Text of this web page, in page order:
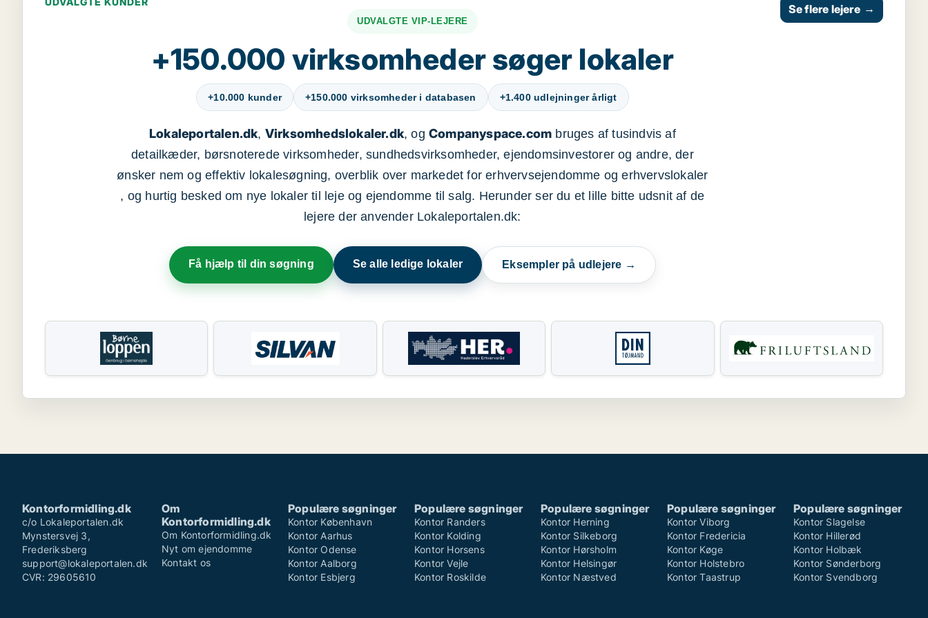
UDVALGTE VIP-LEJERE
+150.000 virksomheder søger lokaler
+10.000 kunder +150.000 virksomheder i databasen +1.400 udlejninger årligt
Lokaleportalen.dk, Virksomhedslokaler.dk, og Companyspace.com bruges af tusindvis af
detailkæder, børsnoterede virksomheder, sundhedsvirksomheder, ejendomsinvestorer og andre, der
ønsker nem og effektiv lokalesøgning, overblik over markedet for erhvervsejendomme og erhvervslokaler
, og hurtig besked om nye lokaler til leje og ejendomme til salg. Herunder ser du et lille bitte udsnit af de
lejere der anvender Lokaleportalen.dk:
Få hjælp til din søgning Se alle ledige lokaler Eksempler på udlejere →
Se flere lejere →
Kontorformidling.dk
c/o Lokaleportalen.dk
Mynstersvej 3,
Frederiksberg
support@lokaleportalen.dk
CVR: 29605610
Om
Kontorformidling.dk
Om Kontorformidling.dk
Nyt om ejendomme
Kontakt os
Populære søgninger
Kontor København
Kontor Aarhus
Kontor Odense
Kontor Aalborg
Kontor Esbjerg
Populære søgninger
Kontor Randers
Kontor Kolding
Kontor Horsens
Kontor Vejle
Kontor Roskilde
Populære søgninger
Kontor Herning
Kontor Silkeborg
Kontor Hørsholm
Kontor Helsingør
Kontor Næstved
Populære søgninger
Kontor Viborg
Kontor Fredericia
Kontor Køge
Kontor Holstebro
Kontor Taastrup
Populære søgninger
Kontor Slagelse
Kontor Hillerød
Kontor Holbæk
Kontor Sønderborg
Kontor Svendborg